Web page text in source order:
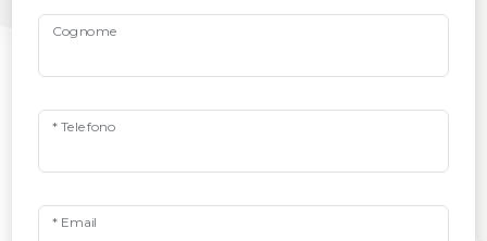
Cognome
* Telefono
* Email